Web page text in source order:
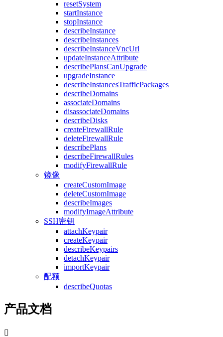
resetSystem
startInstance
stopInstance
describeInstance
describeInstances
describeInstanceVncUrl
updateInstanceAttribute
describePlansCanUpgrade
upgradeInstance
describeInstancesTrafficPackages
describeDomains
associateDomains
disassociateDomains
describeDisks
createFirewallRule
deleteFirewallRule
describePlans
describeFirewallRules
modifyFirewallRule
镜像
createCustomImage
deleteCustomImage
describeImages
modifyImageAttribute
SSH密钥
attachKeypair
createKeypair
describeKeypairs
detachKeypair
importKeypair
配额
describeQuotas
产品文档
